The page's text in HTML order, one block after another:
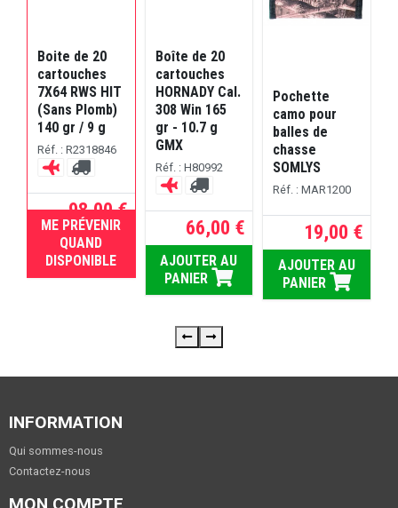
Boite de 20
cartouches
7X64 RWS HIT
(Sans Plomb)
140 gr / 9 g
Réf. : R2318846
98,00 €
RUPTURE
ME PRÉVENIR
QUAND
DISPONIBLE
Boîte de 20
cartouches
HORNADY Cal.
308 Win 165
gr - 10.7 g
GMX
Réf. : H80992
66,00 €
AJOUTER AU
PANIER
Pochette
camo pour
balles de
chasse
SOMLYS
Réf. : MAR1200
19,00 €
AJOUTER AU
PANIER
INFORMATION
Qui sommes-nous
Contactez-nous
MON COMPTE